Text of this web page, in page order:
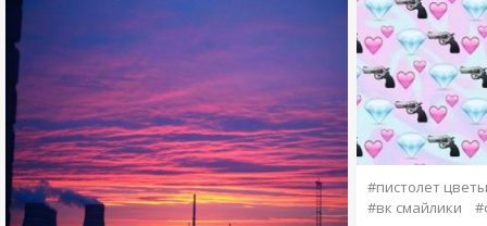
#пистолет цветы
#вк смайлики